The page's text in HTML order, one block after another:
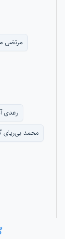
مرتضی
رعدی
محمد بی‌ریای